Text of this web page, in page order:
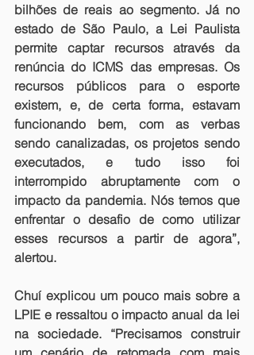
bilhões de reais ao segmento. Já no
estado de São Paulo, a Lei Paulista
permite captar recursos através da
renúncia do ICMS das empresas. Os
recursos públicos para o esporte
existem, e, de certa forma, estavam
funcionando bem, com as verbas
sendo canalizadas, os projetos sendo
executados, e tudo isso foi
interrompido abruptamente com o
impacto da pandemia. Nós temos que
enfrentar o desafio de como utilizar
esses recursos a partir de agora”,
alertou.
Chuí explicou um pouco mais sobre a
LPIE e ressaltou o impacto anual da lei
na sociedade. “Precisamos construir